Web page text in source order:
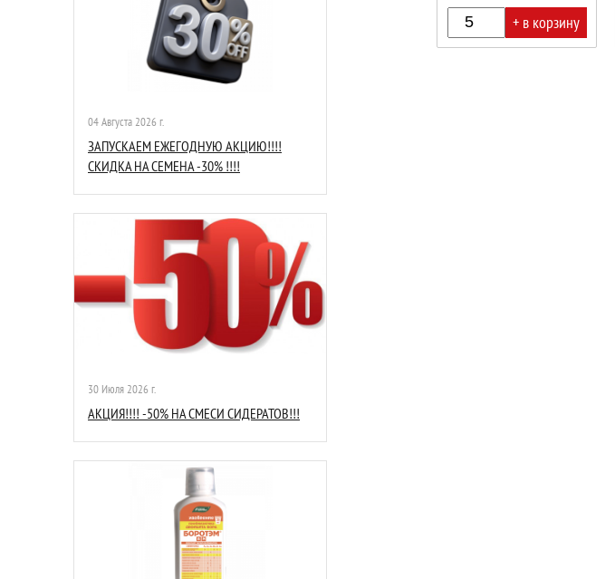
04 Августа 2026 г.
ЗАПУСКАЕМ ЕЖЕГОДНУЮ АКЦИЮ!!!!
СКИДКА НА СЕМЕНА -30% !!!!
30 Июля 2026 г.
АКЦИЯ!!!! -50% НА СМЕСИ СИДЕРАТОВ!!!
+ в корзину